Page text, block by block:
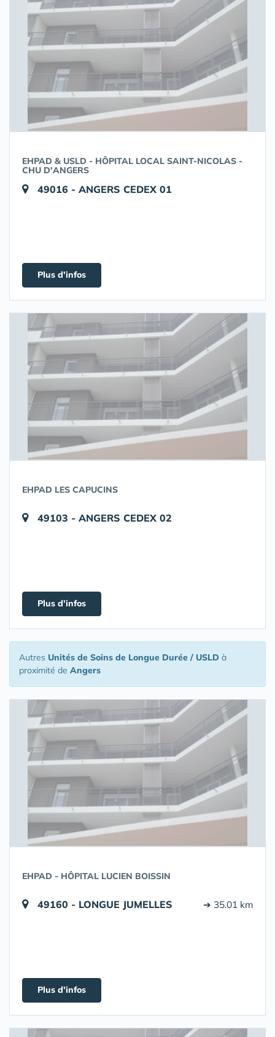
EHPAD & USLD - HÔPITAL LOCAL SAINT-NICOLAS -
CHU D'ANGERS
49016 - ANGERS CEDEX 01
Plus d'infos
EHPAD LES CAPUCINS
49103 - ANGERS CEDEX 02
Plus d'infos
Autres Unités de Soins de Longue Durée / USLD à
proximité de Angers
EHPAD - HÔPITAL LUCIEN BOISSIN
49160 - LONGUE JUMELLES ➔ 35.01 km
Plus d'infos